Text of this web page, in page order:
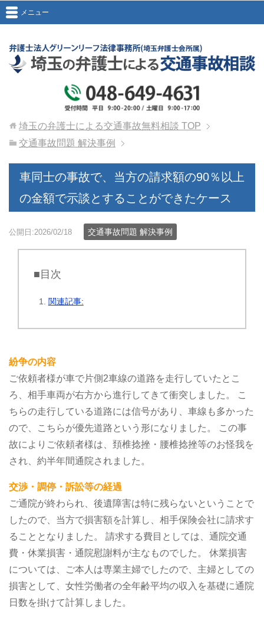
メニュー
埼玉の弁護士による交通事故無料相談 TOP
交通事故問題 解決事例
車同士の事故で、当方の請求額の90％以上
の金額で示談とすることができたケース
公開日:2026/02/18 交通事故問題 解決事例
■目次
関連記事:
紛争の内容
ご依頼者様が車で片側2車線の道路を走行していたとこ
ろ、相手車両が右方から進行してきて衝突しました。
こ
ちらの走行している道路には信号があり、車線も多かった
ので、こちらが優先道路という形になりました。
この事
故によりご依頼者様は、頚椎捻挫・腰椎捻挫等のお怪我を
され、約半年間通院されました。
交渉・調停・訴訟等の経過
ご通院が終わられ、後遺障害は特に残らないということで
したので、当方で損害額を計算し、相手保険会社に請求す
ることとなりました。
請求する費目としては、通院交通
費・休業損害・通院慰謝料が主なものでした。
休業損害
については、ご本人は専業主婦でしたので、主婦としての
損害として、女性労働者の全年齢平均の収入を基礎に通院
日数を掛けて計算しました。